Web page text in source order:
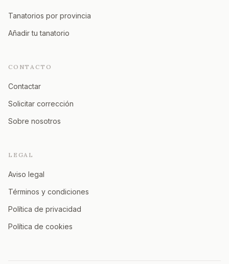
Tanatorios por provincia
Añadir tu tanatorio
CONTACTO
Contactar
Solicitar corrección
Sobre nosotros
LEGAL
Aviso legal
Términos y condiciones
Política de privacidad
Política de cookies